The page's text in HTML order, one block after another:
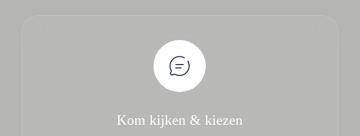
Kom kijken & kiezen